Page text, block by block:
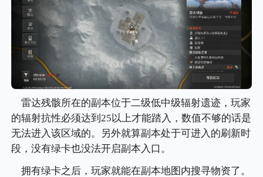
雷达残骸所在的副本位于二级低中级辐射遗迹，玩家
的辐射抗性必须达到25以上才能踏入，数值不够的话是
无法进入该区域的。另外就算副本处于可进入的刷新时
段，没有绿卡也没法开启副本入口。
拥有绿卡之后，玩家就能在副本地图内搜寻物资了。